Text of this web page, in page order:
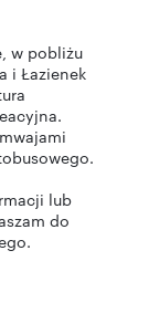
w pobliżu
i Łazienek
lub
do